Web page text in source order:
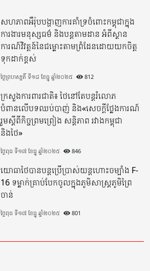
សហភាពអឺរ៉ុបបង្ហាញការគាំទ្រចំពោះកម្ពុជាក្នុង
ការងារមនុស្សធម៌ និងបន្តតាមដាន អំពីស្ថាន
ការណ៍វិវត្តន៍នៃជម្លោះតាមព្រំដែនដោយយកចិត្ត
ទុកដាក់ខ្ពស់
ថ្ងៃព្រហស្បតិ៍ ទី១៨ ខែធ្នូ ឆ្នាំ២០២៥ 812
ក្រសួងការពារជាតិ៖ ថៃនៅតែបន្តរំលោភ
បំពានលើបទឈប់បាញ់ និង«សេចក្តីថ្លែងការណ៍
រួមស្តីពីកិច្ចព្រមព្រៀង សន្តិភាព រវាងកម្ពុជា
និងថៃ»
ថ្ងៃពុធ ទី១៧ ខែធ្នូ ឆ្នាំ២០២៥ 846
យោធាថៃបានបន្តប្រើប្រាស់យន្តហោះចម្បាំង F-
16 ទម្លាក់គ្រាប់បែកចូលក្នុងភូមិសាស្ត្រភូមិព្រៃ
ចាន់
ថ្ងៃពុធ ទី១៧ ខែធ្នូ ឆ្នាំ២០២៥ 801